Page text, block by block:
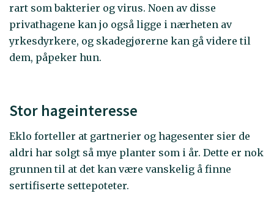
rart som bakterier og virus. Noen av disse
privathagene kan jo også ligge i nærheten av
yrkesdyrkere, og skadegjørerne kan gå videre til
dem, påpeker hun.
Stor hageinteresse
Eklo forteller at gartnerier og hagesenter sier de
aldri har solgt så mye planter som i år. Dette er nok
grunnen til at det kan være vanskelig å finne
sertifiserte settepoteter.